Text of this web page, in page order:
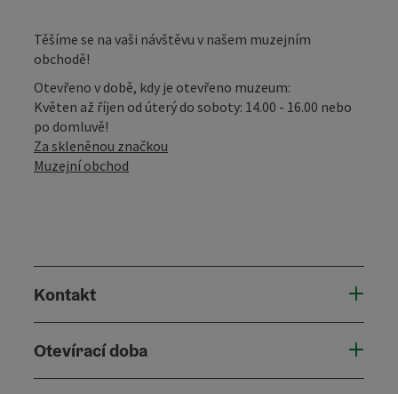
Těšíme se na vaši návštěvu v našem muzejním
obchodě!
Otevřeno v době, kdy je otevřeno muzeum:
Květen až říjen od úterý do soboty: 14.00 - 16.00 nebo
po domluvě!
Za skleněnou značkou
Muzejní obchod
Kontakt
Otevírací doba